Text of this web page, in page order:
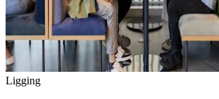
Ligging